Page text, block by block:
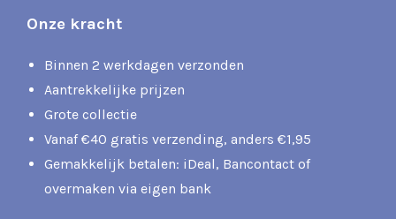
Onze kracht
Binnen 2 werkdagen verzonden
Aantrekkelijke prijzen
Grote collectie
Vanaf €40 gratis verzending, anders €1,95
Gemakkelijk betalen: iDeal, Bancontact of
overmaken via eigen bank